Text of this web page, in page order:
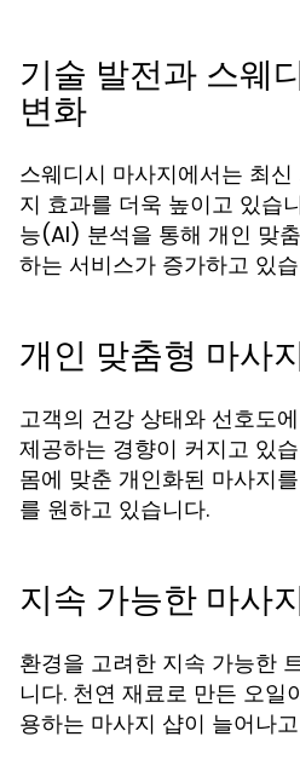
기술 발전과 스웨
변화
스웨디시 마사지에서는 최
지 효과를 더욱 높이고 있습
능(AI) 분석을 통해 개인 맞
하는 서비스가 증가하고 있
개인 맞춤형 마사
고객의 건강 상태와 선호도
제공하는 경향이 커지고 있
몸에 맞춘 개인화된 마사지
를 원하고 있습니다.
지속 가능한 마사
환경을 고려한 지속 가능한
니다. 천연 재료로 만든 오일
용하는 마사지 샵이 늘어나